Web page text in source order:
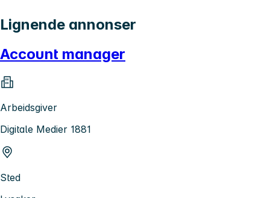
Lignende annonser
Account manager
Arbeidsgiver
Digitale Medier 1881
Sted